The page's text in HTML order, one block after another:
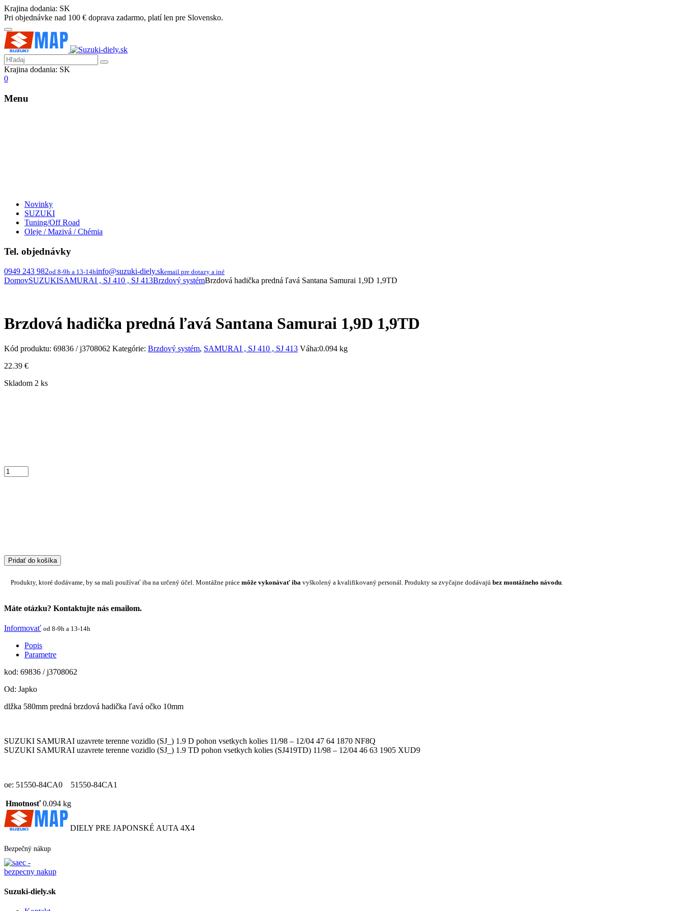
Krajina dodania: SK
Pri objednávke nad 100 € doprava zadarmo, platí len pre Slovensko.
Krajina dodania: SK
0
Menu
Novinky
SUZUKI
Tuning/Off Road
Oleje / Mazivá / Chémia
Tel. objednávky
0949 243 982od 8-9h a 13-14hinfo@suzuki-diely.skemail pre dotazy a iné
DomovSUZUKISAMURAI , SJ 410 , SJ 413Brzdový systémBrzdová hadička predná ľavá Santana Samurai 1,9D 1,9TD
Brzdová hadička predná ľavá Santana Samurai 1,9D 1,9TD
Kód produktu: 69836 / j3708062 Kategórie: Brzdový systém, SAMURAI , SJ 410 , SJ 413 Váha:0.094 kg
22.39 €
Skladom 2 ks
Pridať do košíka
Produkty, ktoré dodávame, by sa mali používať iba na určený účel. Montážne práce môže vykonávať iba vyškolený a kvalifikovaný personál. Produkty sa zvyčajne dodávajú bez montážneho návodu
Máte otázku? Kontaktujte nás emailom.
Informovať od 8-9h a 13-14h
Popis
Parametre
kod: 69836 / j3708062
Od: Japko
dlžka 580mm predná brzdová hadička ľavá očko 10mm
SUZUKI SAMURAI uzavrete terenne vozidlo (SJ_) 1.9 D pohon vsetkych kolies 11/98 – 12/04 47 64 1870 NF8Q
SUZUKI SAMURAI uzavrete terenne vozidlo (SJ_) 1.9 TD pohon vsetkych kolies (SJ419TD) 11/98 – 12/04 46 63 1905 XUD9
oe: 51550-84CA0 51550-84CA1
Hmotnosť 0.094 kg
DIELY PRE JAPONSKÉ AUTA 4X4
Bezpečný nákup
Suzuki-diely.sk